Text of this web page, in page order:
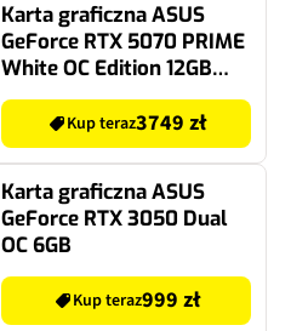
Karta graficzna ASUS
GeForce RTX 5070 PRIME
White OC Edition 12GB
DLSS 4.5
Kup teraz3749 zł
Karta graficzna ASUS
GeForce RTX 3050 Dual
OC 6GB
Kup teraz999 zł